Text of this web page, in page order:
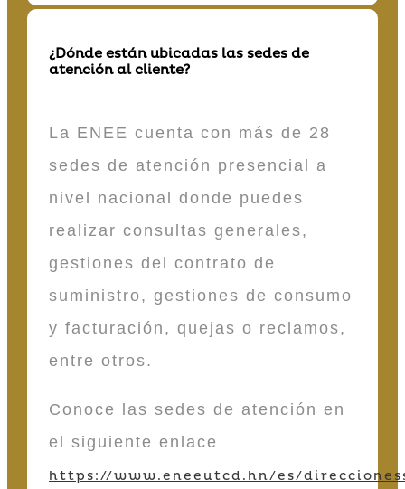
¿Dónde están ubicadas las sedes de
atención al cliente?
La ENEE cuenta con más de 28
sedes de atención presencial a
nivel nacional donde puedes
realizar consultas generales,
gestiones del contrato de
suministro, gestiones de consumo
y facturación, quejas o reclamos,
entre otros.
Conoce las sedes de atención en
el siguiente enlace
https://www.eneeutcd.hn/es/